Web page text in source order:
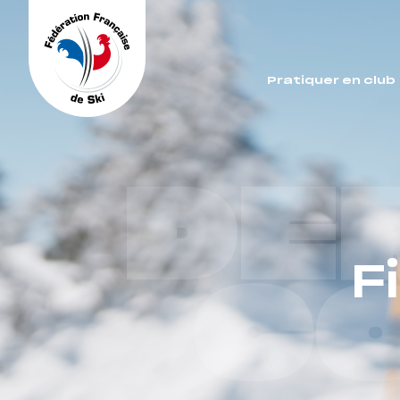
Pratiquer en club